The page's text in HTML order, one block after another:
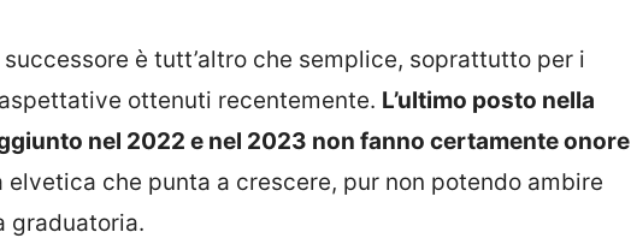
è tutt’altro che semplice, soprattutto per i
ottenuti recentemente. L’ultimo posto nella
nel 2022 e nel 2023 non fanno certamente onore
elvetica che punta a crescere, pur non potendo ambire
graduatoria.